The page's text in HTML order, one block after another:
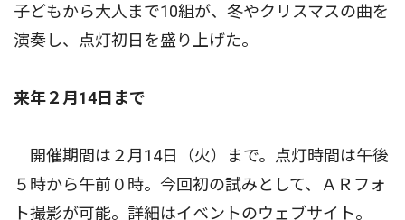
子どもから大人まで10組が、冬やクリスマスの曲を
演奏し、点灯初日を盛り上げた。
来年２月14日まで
開催期間は２月14日（火）まで。点灯時間は午後
５時から午前０時。今回初の試みとして、ＡＲフォ
ト撮影が可能。詳細はイベントのウェブサイト。